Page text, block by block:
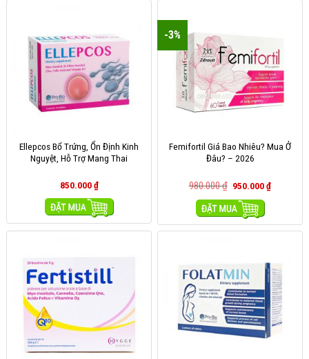
Ellepcos Bổ Trứng, Ổn Định Kinh
Nguyệt, Hỗ Trợ Mang Thai
850.000₫
MUA HÀNG
-3%
Femifortil Giá Bao Nhiêu? Mua Ở
Đâu? – 2026
980.000₫ 950.000₫
MUA HÀNG